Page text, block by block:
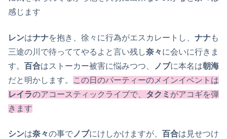
感じます
レンはナナを抱き、徐々に行為がエスカレートし、 ナナも
三途の川で待っててやるよと言い残し奈々に会いに行きま
す。 百合はストーカー被害に悩みつつ、 ノブに本名は朝海
だと明かします。
この日のパーティーのメインイベントは
レイラのアコースティックライブで、 タクミ がアコギを弾
きます
シンは奈々の事で ノブにけしかけますが、 百合は見せつけ